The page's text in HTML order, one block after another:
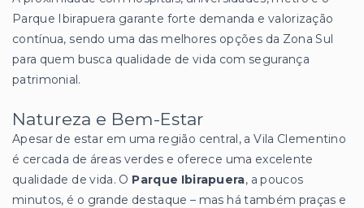
Parque Ibirapuera garante forte demanda e valorização
contínua, sendo uma das melhores opções da Zona Sul
para quem busca qualidade de vida com segurança
patrimonial.
Natureza e Bem-Estar
Apesar de estar em uma região central, a Vila Clementino
é cercada de áreas verdes e oferece uma excelente
qualidade de vida. O Parque Ibirapuera, a poucos
minutos, é o grande destaque – mas há também praças e